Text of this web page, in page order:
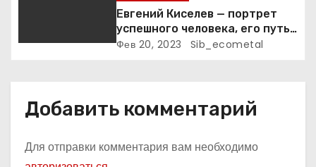
Евгений Киселев — портрет
успешного человека, его путь
к славе и личное счастье
Фев 20, 2023 Sib_ecometal
Добавить комментарий
Для отправки комментария вам необходимо